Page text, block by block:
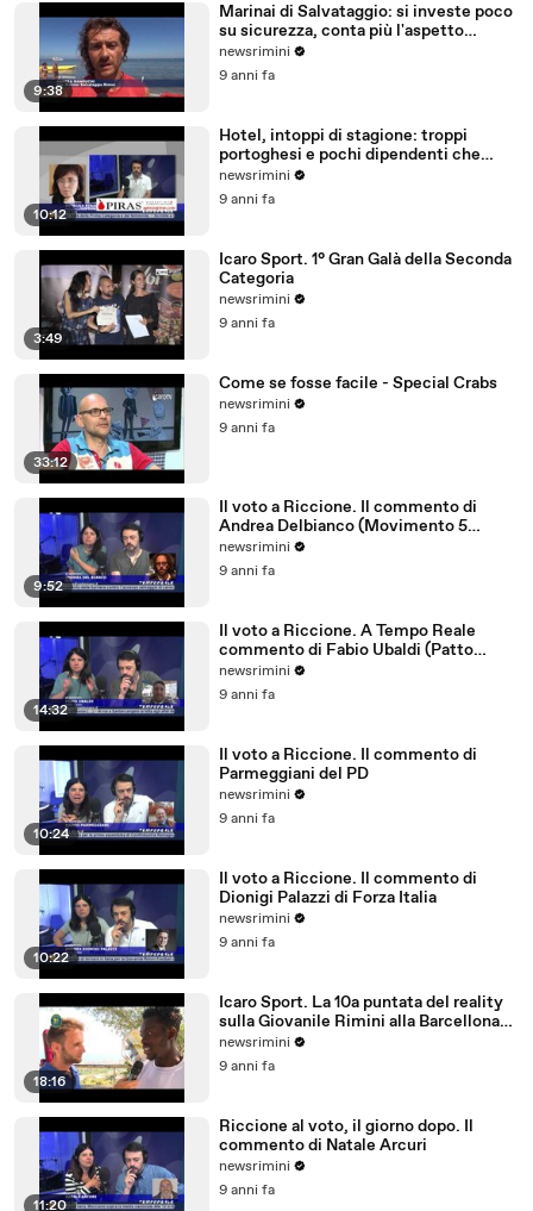
9:38
Marinai di Salvataggio: si investe poco
su sicurezza, conta più l'aspetto
economico
newsrimini
9 anni fa
10:12
Hotel, intoppi di stagione: troppi
portoghesi e pochi dipendenti che
parlano tedesco
newsrimini
9 anni fa
3:49
Icaro Sport. 1° Gran Galà della Seconda
Categoria
newsrimini
9 anni fa
33:12
Come se fosse facile - Special Crabs
newsrimini
9 anni fa
9:52
Il voto a Riccione. Il commento di
Andrea Delbianco (Movimento 5
Stelle)
newsrimini
9 anni fa
14:32
Il voto a Riccione. A Tempo Reale
commento di Fabio Ubaldi (Patto
Civico Riccione)
newsrimini
9 anni fa
10:24
Il voto a Riccione. Il commento di
Parmeggiani del PD
newsrimini
9 anni fa
10:22
Il voto a Riccione. Il commento di
Dionigi Palazzi di Forza Italia
newsrimini
9 anni fa
18:16
Icaro Sport. La 10a puntata del reality
sulla Giovanile Rimini alla Barcellona
Professional Cup
newsrimini
9 anni fa
11:20
Riccione al voto, il giorno dopo. Il
commento di Natale Arcuri
newsrimini
9 anni fa